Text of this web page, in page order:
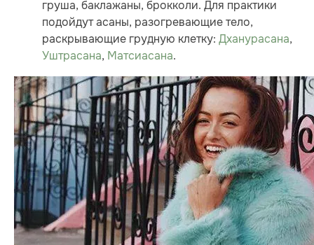
груша, баклажаны, брокколи. Для практики
подойдут асаны, разогревающие тело,
раскрывающие грудную клетку: Дханурасана,
Уштрасана, Матсиасана.